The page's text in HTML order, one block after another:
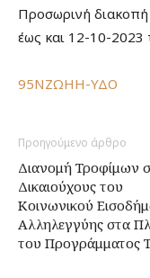
Προσωρινή
έως και 12-10-2023
95ΝΖΩΗΗ-ΥΔΟ
Προηγούμενο άρθρο
Διανομή Τροφίμων
Δικαιούχους του
Κοινωνικού
Αλληλεγγύης στα
του Προγράμματος